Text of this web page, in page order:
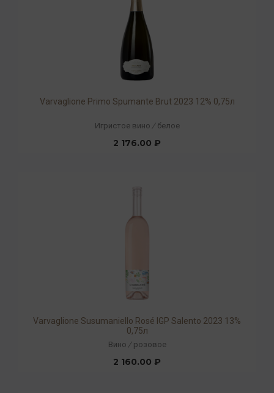
Varvaglione Primo Spumante Brut 2023 12% 0,75л
Игристое вино / белое
2 176.00 ₽
Varvaglione Susumaniello Rosé IGP Salento 2023 13%
0,75л
Вино / розовое
2 160.00 ₽